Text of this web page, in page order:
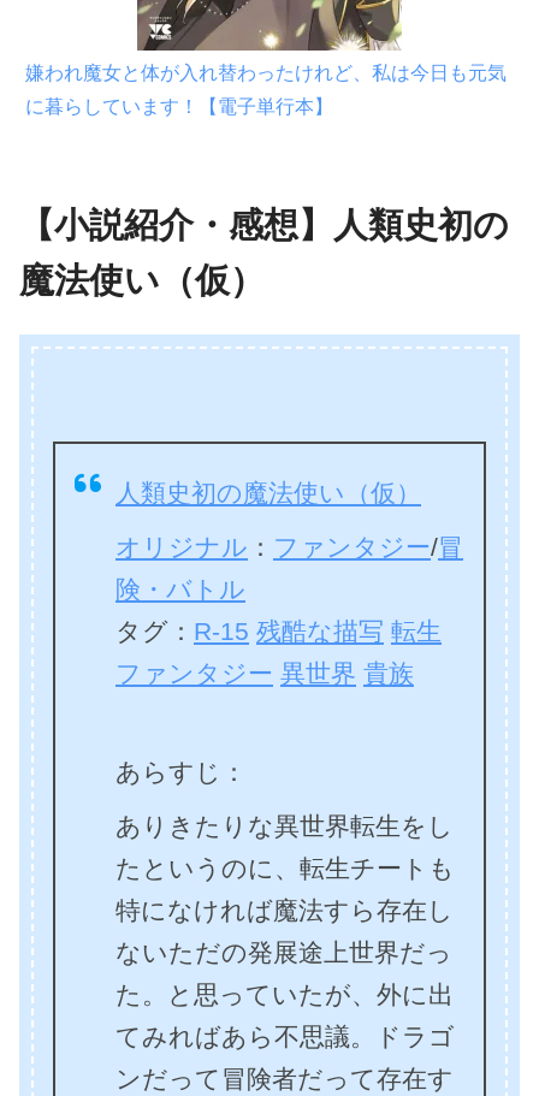
嫌われ魔女と体が入れ替わったけれど、私は今日も元気
に暮らしています！【電子単行本】
【小説紹介・感想】人類史初の
魔法使い（仮）
人類史初の魔法使い（仮）
オリジナル ： ファンタジー/冒
険・バトル
タグ： R-15 残酷な描写 転生
ファンタジー 異世界 貴族
あらすじ：
ありきたりな異世界転生をし
たというのに、転生チートも
特になければ魔法すら存在し
ないただの発展途上世界だっ
た。と思っていたが、外に出
てみればあら不思議。ドラゴ
ンだって冒険者だって存在す